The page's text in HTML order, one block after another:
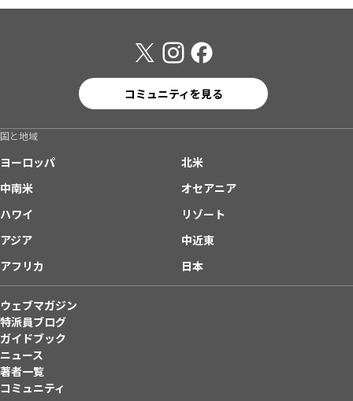
コミュニティを見る
国と地域
ヨーロッパ
北米
中南米
オセアニア
ハワイ
リゾート
アジア
中近東
アフリカ
日本
ウェブマガジン
特派員ブログ
ガイドブック
ニュース
著者一覧
コミュニティ